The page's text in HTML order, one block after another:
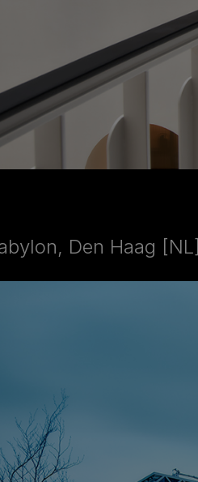
Den Haag [NL]